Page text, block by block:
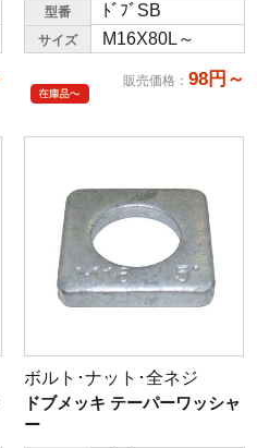
型番 ﾄﾞﾌﾞSB
サイズ M16X80L～
販売価格 ： 98円～
ボルト･ナット･全ネジ
ドブメッキ テーパーワッシャ
ー